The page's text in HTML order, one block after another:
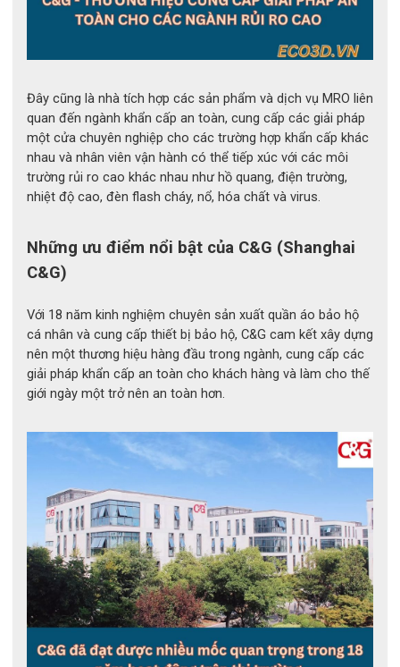
Găng tay cách điện Novax class 4 được làm từ chất liệu mủ
cao su thiên nhiên có độ bền cao. Do tính chất của loại vật liệu
này đàn hồi, không chịu nhiều ảnh hưởng bưới các tác động
Ngoài ra, nó cũng kho bị làm rách hơn các chất liệu khác ngay
cả khi có tiếp xúc với những vật dụng sắc nhọn. Hơn hết là giá
thành rẻ và dễ tiêu hủy khi không còn được sử dụng nữa.
Ứng dụng công thức và công nghệ tiên tiến
Đây cũng là nhà tích hợp các sản phẩm và dịch vụ MRO liên
quan đến ngành khẩn cấp an toàn, cung cấp các giải pháp
một cửa chuyên nghiệp cho các trường hợp khẩn cấp khác
nhau và nhân viên vận hành có thể tiếp xúc với các môi
trường rủi ro cao khác nhau như hồ quang, điện trường,
nhiệt độ cao, đèn flash cháy, nổ, hóa chất và virus.
Những ưu điểm nổi bật của C&G (Shanghai
C&G)
Với 18 năm kinh nghiệm chuyên sản xuất quần áo bảo hộ
cá nhân và cung cấp thiết bị bảo hộ, C&G cam kết xây dựng
nên một thương hiệu hàng đầu trong ngành, cung cấp các
giải pháp khẩn cấp an toàn cho khách hàng và làm cho thế
giới ngày một trở nên an toàn hơn.